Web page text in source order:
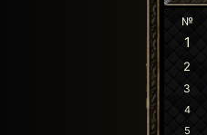
№
1
2
3
4
5